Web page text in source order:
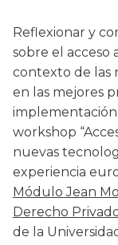
Reflexionar y
sobre el acceso
contexto de las
en las mejores
implementación
workshop
nuevas
experiencia
Módulo Jean
Derecho
de la